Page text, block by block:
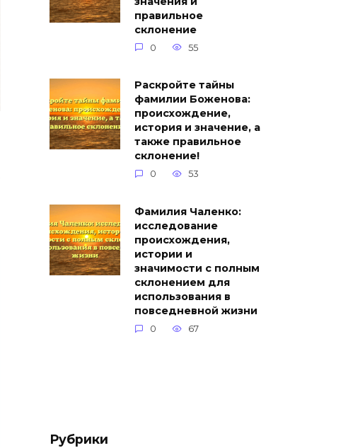
правильное
склонение
0 55
Раскройте тайны
фамилии Боженова:
происхождение,
история и значение, а
также правильное
склонение!
0 53
Фамилия Чаленко:
исследование
происхождения,
истории и
значимости с полным
склонением для
использования в
повседневной жизни
0 67
Рубрики